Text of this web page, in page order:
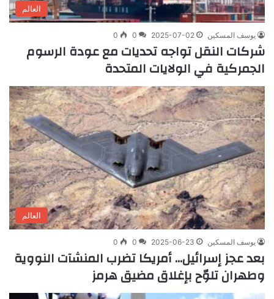
العالم
يوسف المسكين 2025-07-02
0
0
شركات النقل تواجه تحديات مع عودة الرسوم
الجمركية في الولايات المتحدة
العالم
يوسف المسكين 2025-06-23
0
0
بعد عجز إسرائيل… أمريكا تضرب المنشآت النووية
وطهران تلوّح بإغلاق مضيق هرمز